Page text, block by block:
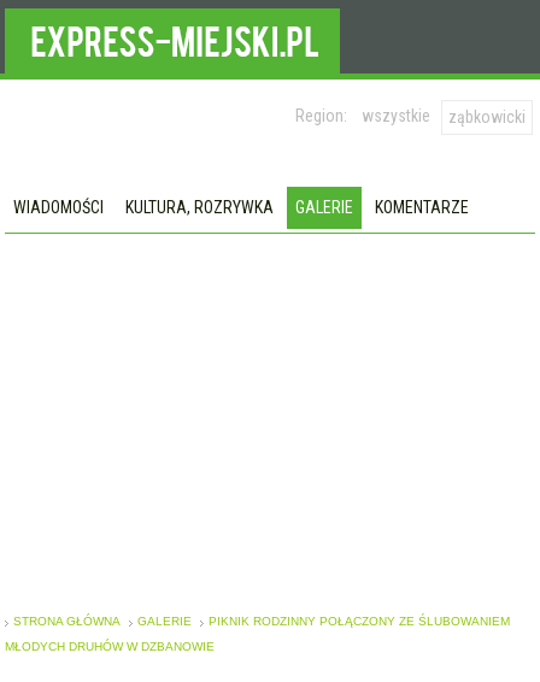
Region: wszystkie ząbkowicki
WIADOMOŚCI KULTURA, ROZRYWKA GALERIE KOMENTARZE
STRONA GŁÓWNA GALERIE
PIKNIK RODZINNY POŁĄCZONY ZE ŚLUBOWANIEM
MŁODYCH DRUHÓW W DZBANOWIE